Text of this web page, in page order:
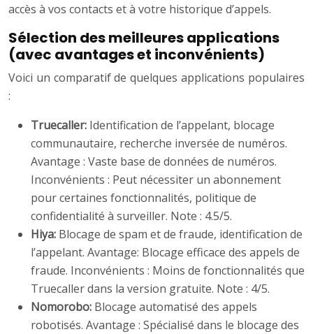
accès à vos contacts et à votre historique d’appels.
Sélection des meilleures applications
(avec avantages et inconvénients)
Voici un comparatif de quelques applications populaires
:
Truecaller: Identification de l’appelant, blocage
communautaire, recherche inversée de numéros.
Avantage : Vaste base de données de numéros.
Inconvénients : Peut nécessiter un abonnement
pour certaines fonctionnalités, politique de
confidentialité à surveiller. Note : 4.5/5.
Hiya: Blocage de spam et de fraude, identification de
l’appelant. Avantage: Blocage efficace des appels de
fraude. Inconvénients : Moins de fonctionnalités que
Truecaller dans la version gratuite. Note : 4/5.
Nomorobo: Blocage automatisé des appels
robotisés. Avantage : Spécialisé dans le blocage des